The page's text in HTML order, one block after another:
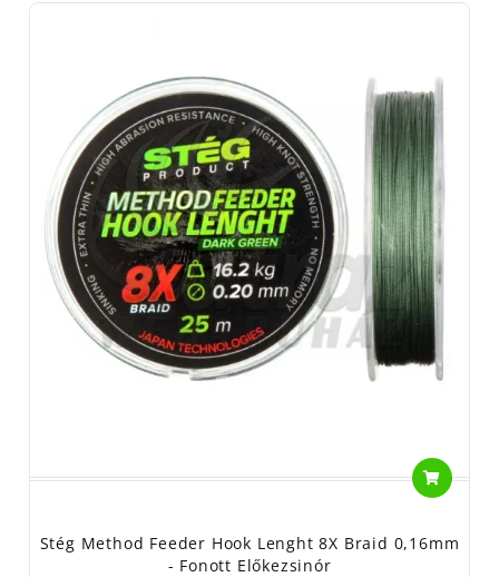
Stég Method Feeder Hook Lenght 8X Braid 0,16mm
- Fonott Előkezsinór